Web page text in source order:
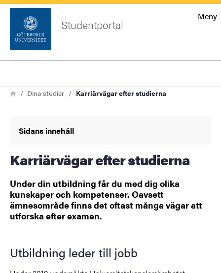
Sök
Meny
Studentportal
in
Länkstig
HemDina studier Karriärvägar efter studierna
Sidans innehåll
Karriärvägar efter studierna
Under din utbildning får du med dig olika
kunskaper och kompetenser. Oavsett
ämnesområde finns det oftast många vägar att
utforska efter examen.
Utbildning leder till jobb